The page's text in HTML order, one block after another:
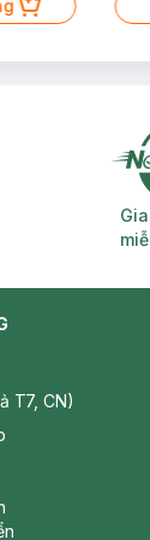
nhận hàng
T7, CN)